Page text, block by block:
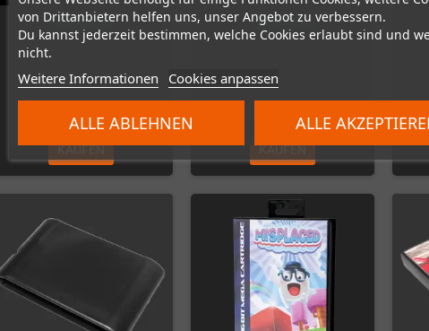
von Drittanbietern helfen uns, unser Angebot zu verbessern.
Du kannst jederzeit bestimmen, welche Cookies erlaubt sind und
nicht.
Weitere Informationen Cookies anpassen
ALLE ABLEHNEN ALLE
Auf Lager
KAUFEN
Auf Lager
KAUFEN